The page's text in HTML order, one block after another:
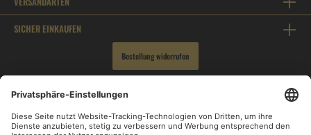
SICHER EINKAUFEN
Bestellung widerrufen